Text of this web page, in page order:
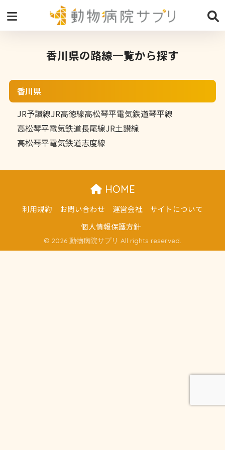
香川県の路線一覧から探す
香川県
JR予讃線JR高徳線高松琴平電気鉄道琴平線
高松琴平電気鉄道長尾線JR土讃線
高松琴平電気鉄道志度線
HOME
利用規約 お問い合わせ 運営会社
サイトについて
個人情報保護方針
© 2026 動物病院サプリ All rights reserved.